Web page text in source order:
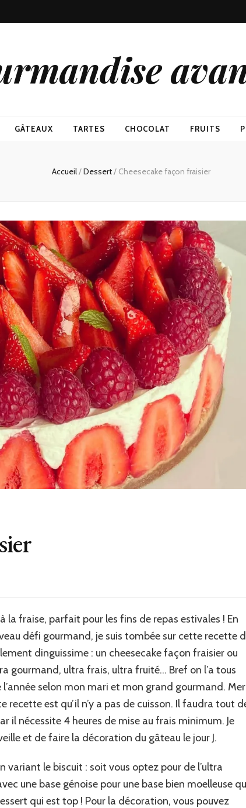
GÂTEAUX TARTES CHOCOLAT FRUITS
Accueil/Dessert/ Cheesecake façon fraisier
fraise, parfait pour les fins de repas estivales ! En
défi gourmand, je suis tombée sur cette recette
dinguissime : un cheesecake façon fraisier ou
gourmand, ultra frais, ultra fruité… Bref on l’a tous
selon mon mari et mon grand gourmand.
est qu’il n’y a pas de cuisson. Il faudra tout
il nécessite 4 heures de mise au frais minimum. Je
et de faire la décoration du gâteau le jour J.
variant le biscuit : soit vous optez pour de l’ultra
une base génoise pour une base bien moelleuse
qui est top ! Pour la décoration, vous pouvez